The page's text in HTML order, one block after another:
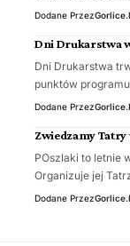
Dodane Przez
Dni Drukarstwa
Dni Drukarstwa
punktów
Dodane Przez
Zwiedzamy Tatry
POszlaki to letnie
Organizuje jej
Dodane Przez